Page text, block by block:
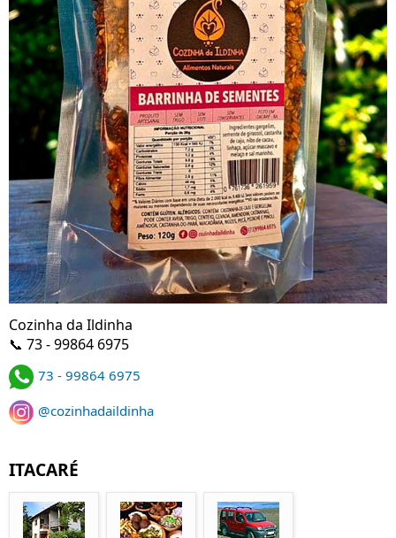
Cozinha da Ildinha
📞 73 - 99864 6975
73 - 99864 6975
@cozinhadaildinha
ITACARÉ